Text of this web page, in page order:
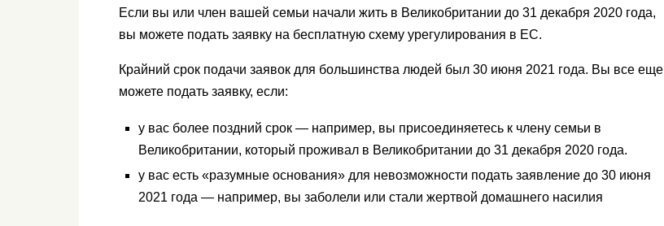
Если вы или член вашей семьи начали жить в Великобритании до 31 декабря 2020 года,
вы можете подать заявку на бесплатную схему урегулирования в ЕС.
Крайний срок подачи заявок для большинства людей был 30 июня 2021 года. Вы все еще
можете подать заявку, если:
у вас более поздний срок — например, вы присоединяетесь к члену семьи в
Великобритании, который проживал в Великобритании до 31 декабря 2020 года.
у вас есть «разумные основания» для невозможности подать заявление до 30 июня
2021 года — например, вы заболели или стали жертвой домашнего насилия